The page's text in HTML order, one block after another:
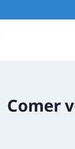
Comer